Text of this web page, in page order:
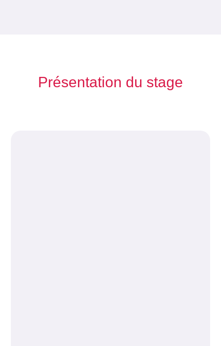
Présentation du stage